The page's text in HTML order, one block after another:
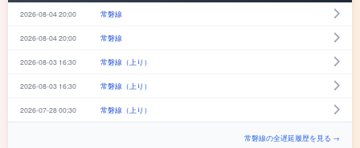
2026-08-04 20:00 常磐線
2026-08-04 20:00 常磐線
2026-08-03 16:30 常磐線（上り）
2026-08-03 16:30 常磐線（上り）
2026-07-28 00:30 常磐線（上り）
常磐線の全遅延履歴を見る →